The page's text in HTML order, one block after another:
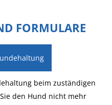
FORMULARE
beim zuständigen
den Hund nicht mehr